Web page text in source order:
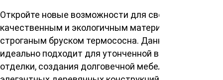
Откройте новые возможности для своего дома с
качественным и экологичным материалом –
строганым бруском термососна. Данный продукт
идеально подходит для утонченной внутренней
отделки, создания долговечной мебели и постройки